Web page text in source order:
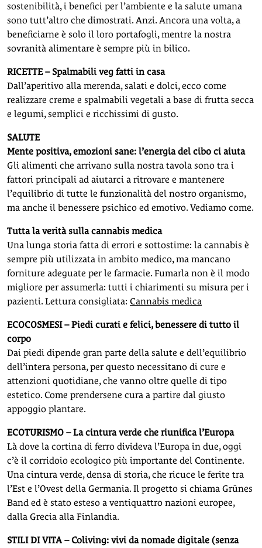
sostenibilità, i benefici per l’ambiente e la salute umana
sono tutt’altro che dimostrati. Anzi. Ancora una volta, a
beneficiarne è solo il loro portafogli, mentre la nostra
sovranità alimentare è sempre più in bilico.
RICETTE – Spalmabili veg fatti in casa
Dall’aperitivo alla merenda, salati e dolci, ecco come
realizzare creme e spalmabili vegetali a base di frutta secca
e legumi, semplici e ricchissimi di gusto.
SALUTE
Mente positiva, emozioni sane: l’energia del cibo ci aiuta
Gli alimenti che arrivano sulla nostra tavola sono tra i
fattori principali ad aiutarci a ritrovare e mantenere
l’equilibrio di tutte le funzionalità del nostro organismo,
ma anche il benessere psichico ed emotivo. Vediamo come.
Tutta la verità sulla cannabis medica
Una lunga storia fatta di errori e sottostime: la cannabis è
sempre più utilizzata in ambito medico, ma mancano
forniture adeguate per le farmacie. Fumarla non è il modo
migliore per assumerla: tutti i chiarimenti su misura per i
pazienti. Lettura consigliata: Cannabis medica
ECOCOSMESI – Piedi curati e felici, benessere di tutto il
corpo
Dai piedi dipende gran parte della salute e dell’equilibrio
dell’intera persona, per questo necessitano di cure e
attenzioni quotidiane, che vanno oltre quelle di tipo
estetico. Come prendersene cura a partire dal giusto
appoggio plantare.
ECOTURISMO – La cintura verde che riunifica l’Europa
Là dove la cortina di ferro divideva l’Europa in due, oggi
c’è il corridoio ecologico più importante del Continente.
Una cintura verde, densa di storia, che ricuce le ferite tra
l’Est e l’Ovest della Germania. Il progetto si chiama Grünes
Band ed è stato esteso a ventiquattro nazioni europee,
dalla Grecia alla Finlandia.
STILI DI VITA – Coliving: vivi da nomade digitale (senza